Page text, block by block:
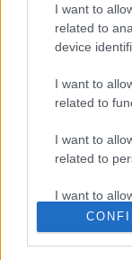
I want to
related to
device
I want to
related to
I want to
related to
I want to
related to
functionality
Utoljára
kormányát.
készek vagyunk
Bedöntjük a
Címkék: